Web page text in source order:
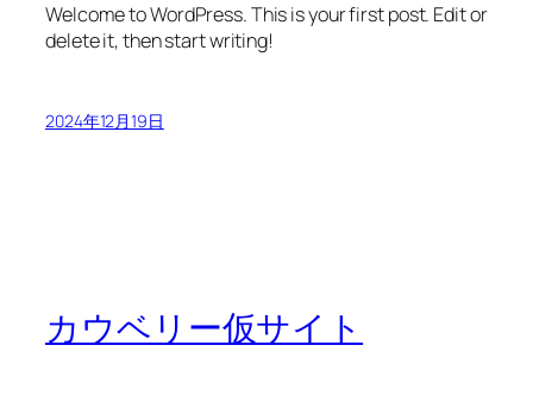
Welcome to WordPress. This is your first post. Edit or
delete it, then start writing!
2024年12月19日
カウベリー仮サイト